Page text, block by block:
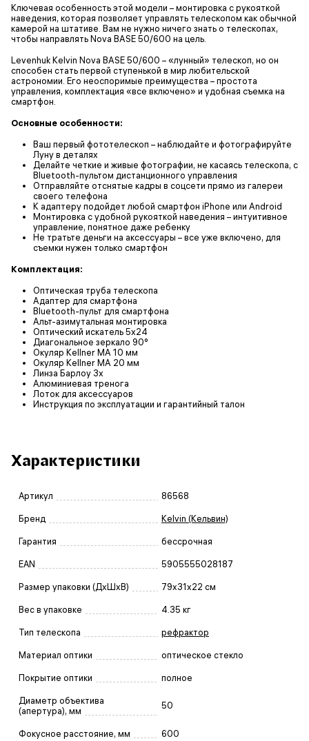
Ключевая особенность этой модели – монтировка с рукояткой
наведения, которая позволяет управлять телескопом как обычной
камерой на штативе. Вам не нужно ничего знать о телескопах,
чтобы направлять Nova BASE 50/600 на цель.
Levenhuk Kelvin Nova BASE 50/600 – «лунный» телескоп, но он
способен стать первой ступенькой в мир любительской
астрономии. Его неоспоримые преимущества – простота
управления, комплектация «все включено» и удобная съемка на
смартфон.
Основные особенности:
Ваш первый фототелескоп – наблюдайте и фотографируйте
Луну в деталях
Делайте четкие и живые фотографии, не касаясь телескопа, с
Bluetooth-пультом дистанционного управления
Отправляйте отснятые кадры в соцсети прямо из галереи
своего телефона
К адаптеру подойдет любой смартфон iPhone или Android
Монтировка с удобной рукояткой наведения – интуитивное
управление, понятное даже ребенку
Не тратьте деньги на аксессуары – все уже включено, для
съемки нужен только смартфон
Комплектация:
Оптическая труба телескопа
Адаптер для смартфона
Bluetooth-пульт для смартфона
Альт-азимутальная монтировка
Оптический искатель 5х24
Диагональное зеркало 90°
Окуляр Kellner MA 10 мм
Окуляр Kellner MA 20 мм
Линза Барлоу 3х
Алюминиевая тренога
Лоток для аксессуаров
Инструкция по эксплуатации и гарантийный талон
Характеристики
Артикул 86568
Бренд Kelvin (Кельвин)
Гарантия бессрочная
EAN 5905555028187
Размер упаковки (ДxШxВ) 79x31x22 см
Вес в упаковке 4.35 кг
Тип телескопа рефрактор
Материал оптики оптическое стекло
Покрытие оптики полное
Диаметр объектива
(апертура), мм
50
Фокусное расстояние, мм 600